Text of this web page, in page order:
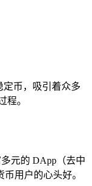
币，吸引着众多
程。
元的 DApp（去中
用户的心头好。